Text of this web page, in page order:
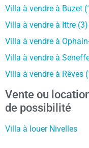
Villa à vendre à Buzet
Villa à vendre à Ittre (3)
Villa à vendre à
Villa à vendre à
Villa à vendre à Rêves
Vente ou
de possibilité
Villa à louer Nivelles